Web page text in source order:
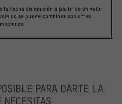
la fecha de emisión a partir de un valor
no se puede combinar con otras
PARA DARTE LA
NECESITAS